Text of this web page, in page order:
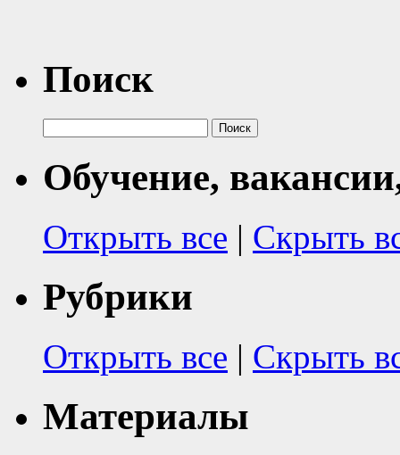
Поиск
Обучение,
Открыть все | Скрыть
Рубрики
Открыть все | Скрыть
Материалы